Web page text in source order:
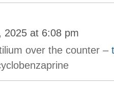
2025 at 6:08 pm
over the counter –